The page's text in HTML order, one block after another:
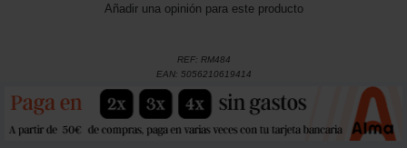
Añadir una opinión para este producto
REF: RM484
EAN: 5056210619414